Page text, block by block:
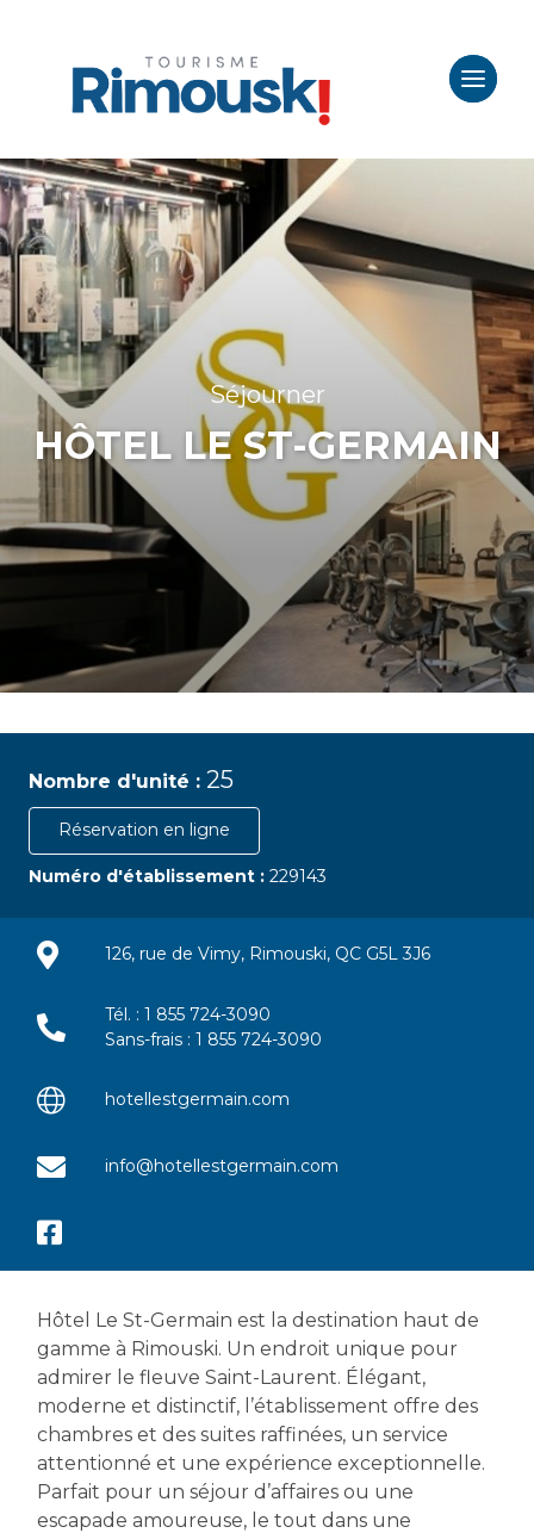
Séjourner
HÔTEL LE ST-GERMAIN
Hôtel Le St-Germain est la destination haut de
gamme à Rimouski. Un endroit unique pour
admirer le fleuve Saint-Laurent. Élégant,
moderne et distinctif, l’établissement offre des
chambres et des suites raffinées, un service
attentionné et une expérience exceptionnelle.
Parfait pour un séjour d’affaires ou une
escapade amoureuse, le tout dans une
Nombre d'unité : 25
Réservation en ligne
Numéro d'établissement : 229143
126, rue de Vimy, Rimouski, QC G5L 3J6
Tél. : 1 855 724-3090
Sans-frais : 1 855 724-3090
hotellestgermain.com
info@hotellestgermain.com